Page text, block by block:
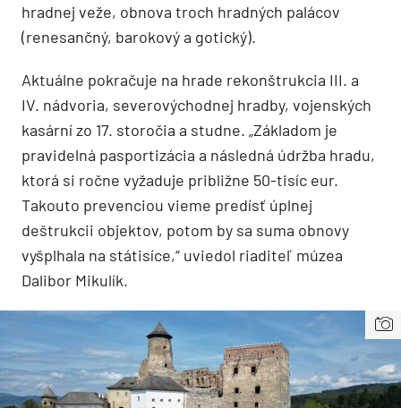
hradnej veže, obnova troch hradných palácov
(renesančný, barokový a gotický).
Aktuálne pokračuje na hrade rekonštrukcia III. a
IV. nádvoria, severovýchodnej hradby, vojenských
kasární zo 17. storočia a studne. „Základom je
pravidelná pasportizácia a následná údržba hradu,
ktorá si ročne vyžaduje približne 50-tisíc eur.
Takouto prevenciou vieme predísť úplnej
deštrukcii objektov, potom by sa suma obnovy
vyšplhala na státisíce,“ uviedol riaditeľ múzea
Dalibor Mikulík.